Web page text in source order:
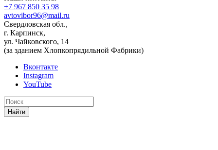
+7 967 850 35 98
avtovibor96@mail.ru
Свердловская обл.,
г. Карпинск,
ул. Чайковского, 14
(за зданием Хлопкопрядильной Фабрики)
Вконтакте
Instagram
YouTube
Найти